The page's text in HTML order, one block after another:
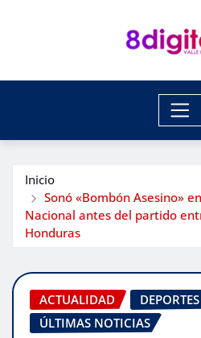
Inicio
Sonó «Bombón Asesino»
Nacional antes del partido
Honduras
ACTUALIDAD
DEPORTES
ÚLTIMAS NOTICIAS